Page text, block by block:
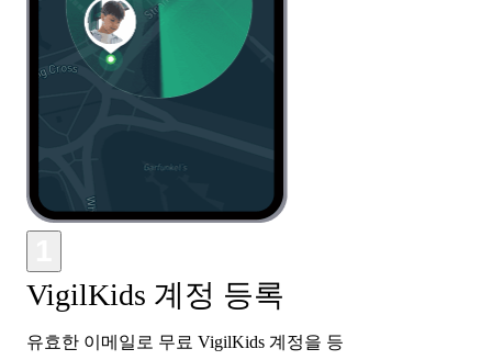
VigilKids 계정 등록
유효한 이메일로 무료 VigilKids 계정을 등